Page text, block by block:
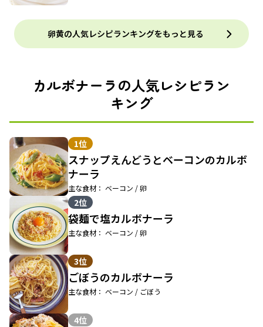
卵黄の人気レシピランキングをもっと見る
カルボナーラの人気レシピラン
キング
1位
スナップえんどうとベーコンのカルボ
ナーラ
主な食材： ベーコン / 卵
2位
袋麺で塩カルボナーラ
主な食材： ベーコン / 卵
3位
ごぼうのカルボナーラ
主な食材： ベーコン / ごぼう
4位